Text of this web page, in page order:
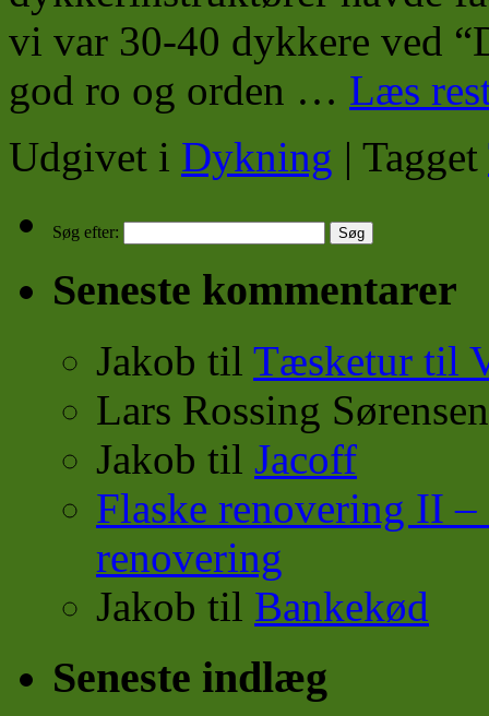
vi var 30-40 dykkere ved
god ro og orden … Læs
Udgivet i Dykning | Tagget
Søg efter:
Seneste kommentarer
Jakob til Tæsketur til
Lars Rossing Sørensen
Jakob til Jacoff
Flaske renovering II
renovering
Jakob til Bankekød
Seneste indlæg